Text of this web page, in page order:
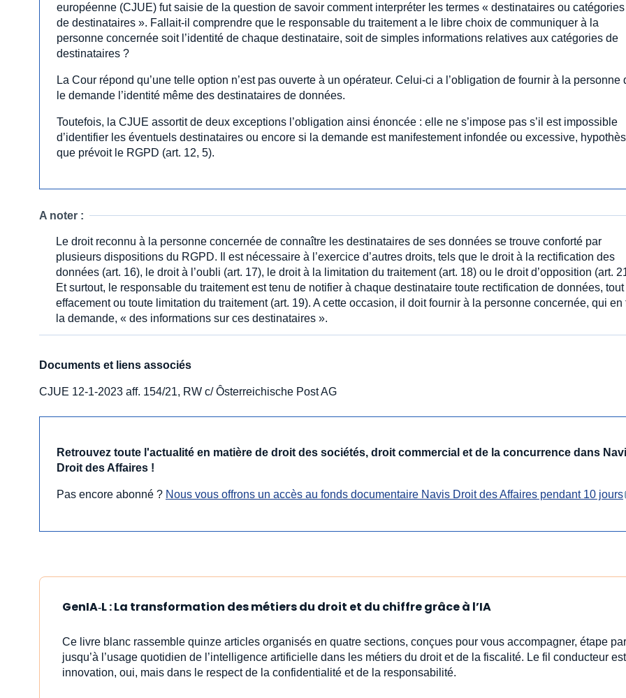
européenne (CJUE) fut saisie de la question de savoir comment interpréter les termes « destinataires ou catégories
de destinataires ». Fallait-il comprendre que le responsable du traitement a le libre choix de communiquer à la
personne concernée soit l’identité de chaque destinataire, soit de simples informations relatives aux catégories de
destinataires ?
La Cour répond qu’une telle option n’est pas ouverte à un opérateur. Celui-ci a l’obligation de fournir à la personne
le demande l’identité même des destinataires de données.
Toutefois, la CJUE assortit de deux exceptions l’obligation ainsi énoncée : elle ne s’impose pas s’il est impossible
d’identifier les éventuels destinataires ou encore si la demande est manifestement infondée ou excessive,
que prévoit le RGPD (art. 12, 5).
A noter :
Le droit reconnu à la personne concernée de connaître les destinataires de ses données se trouve conforté par
plusieurs dispositions du RGPD. Il est nécessaire à l’exercice d’autres droits, tels que le droit à la rectification des
données (art. 16), le droit à l’oubli (art. 17), le droit à la limitation du traitement (art. 18) ou le droit d’opposition (art.
Et surtout, le responsable du traitement est tenu de notifier à chaque destinataire toute rectification de données, tout
effacement ou toute limitation du traitement (art. 19). A cette occasion, il doit fournir à la personne concernée, qui en
la demande, « des informations sur ces destinataires ».
Documents et liens associés
CJUE 12-1-2023 aff. 154/21, RW c/ Ôsterreichische Post AG
Retrouvez toute l'actualité en matière de droit des sociétés, droit commercial et de la concurrence dans
Droit des Affaires !
Pas encore abonné ? Nous vous offrons un accès au fonds documentaire Navis Droit des Affaires pendant 10 jours
GenIA‑L : La transformation des métiers du droit et du chiffre grâce à l’IA
Ce livre blanc rassemble quinze articles organisés en quatre sections, conçues pour vous accompagner, étape
jusqu’à l’usage quotidien de l’intelligence artificielle dans les métiers du droit et de la fiscalité. Le fil conducteur
innovation, oui, mais dans le respect de la confidentialité et de la responsabilité.